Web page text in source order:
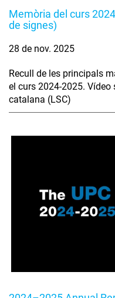
Memòria del curs
de signes)
28 de nov. 2025
Recull de les principals
el curs 2024-2025.
catalana (LSC)